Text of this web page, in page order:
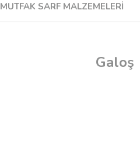
MUTFAK SARF MALZEMELERI
Galoş